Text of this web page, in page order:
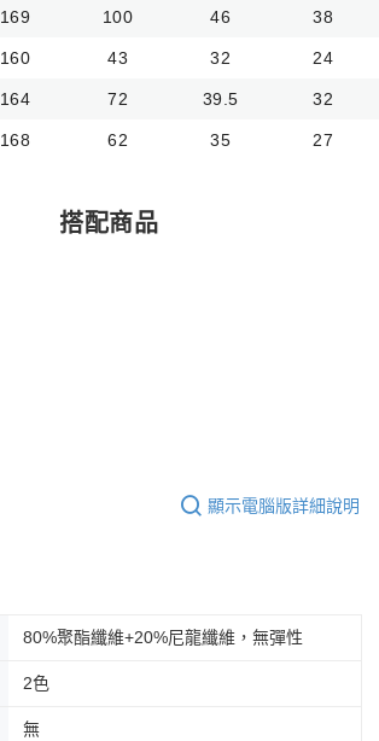
169 100 46 38
160 43 32 24
164 72 39.5 32
168 62 35 27
搭配商品
顯示電腦版詳細說明
80%聚酯纖維+20%尼龍纖維，無彈性
2色
無